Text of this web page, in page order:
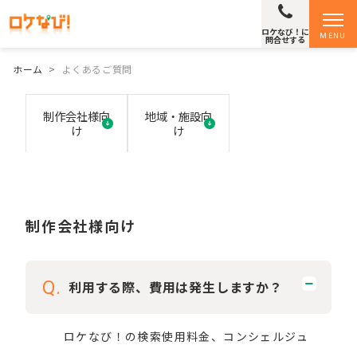
MENU
ロケなび！に
問合せする
ホーム > よくあるご質問
制作会社様向
け
地域・施設向
け
制作会社様向け
Q. 利用する際、費用は発生しますか？
ロケなび！の検索使用料金、コンシェルジュ